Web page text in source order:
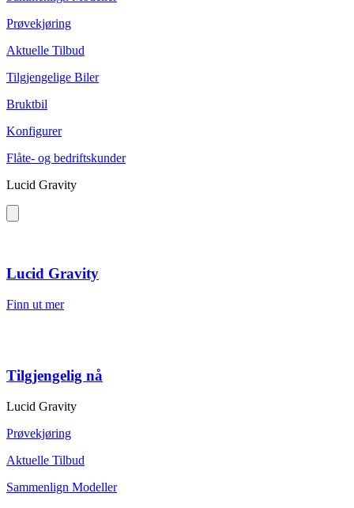
Prøvekjøring
Aktuelle Tilbud
Tilgjengelige Biler
Bruktbil
Konfigurer
Flåte- og bedriftskunder
Lucid Gravity
Lucid Gravity
Finn ut mer
Tilgjengelig nå
Lucid Gravity
Prøvekjøring
Aktuelle Tilbud
Sammenlign Modeller